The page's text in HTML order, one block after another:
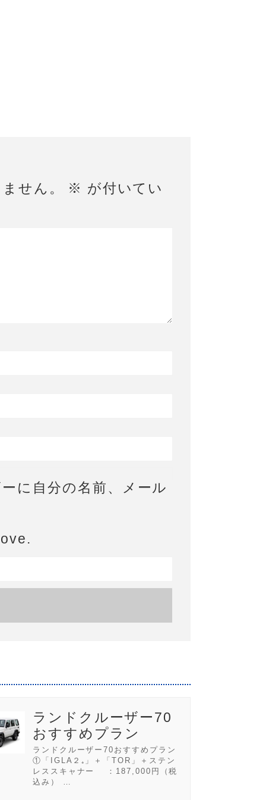
せん。 ※ が付いてい
に自分の名前、メール
ランドクルーザー70
おすすめプラン
ランドクルーザー70おすすめプラン
①「IGLA２₊」＋「TOR」＋ステン
レススキャナー ：187,000円（税
込み） …